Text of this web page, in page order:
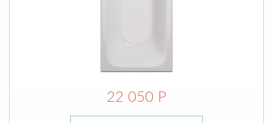
22 050 Р